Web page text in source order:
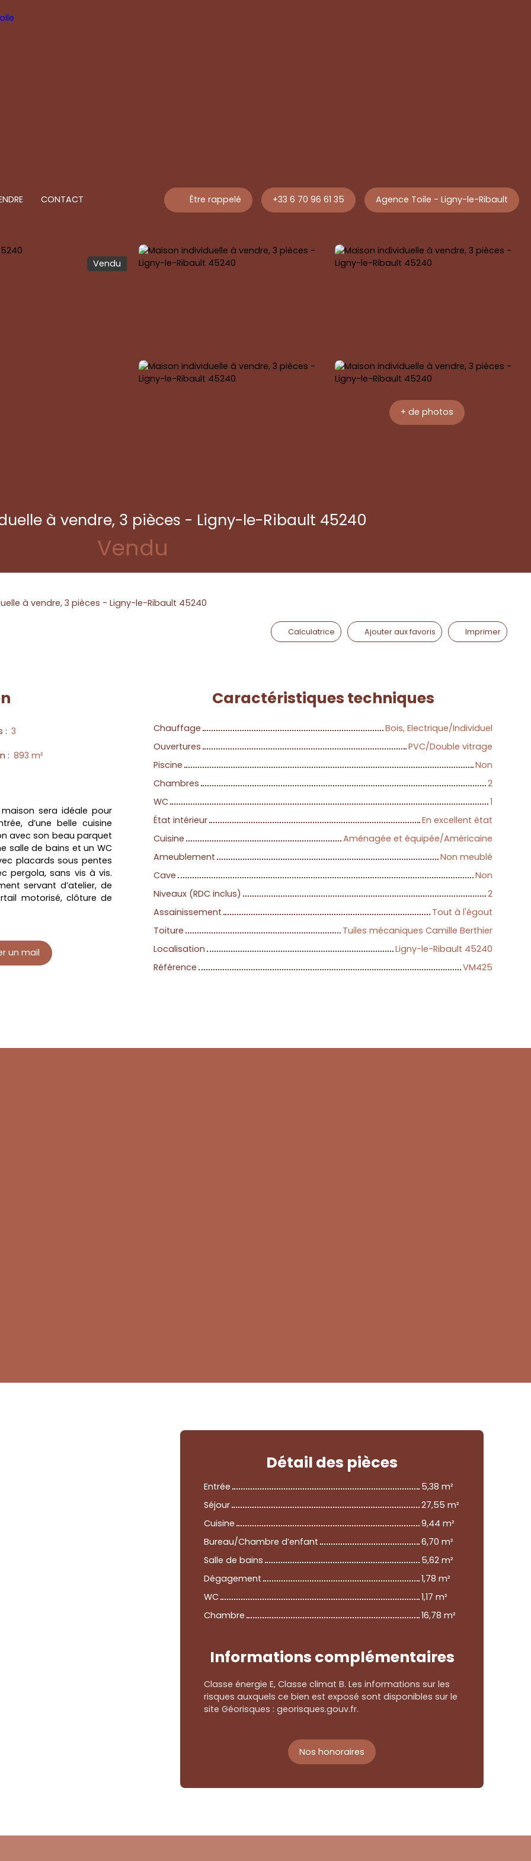
CONTACT Être rappelé +33 6 70 96 61 35 Agence Toile - Ligny-le-Ribault
Vendu
+ de photos
à vendre, 3 pièces - Ligny-le-Ribault 45240
Vendu
à vendre, 3 pièces - Ligny-le-Ribault 45240
Calculatrice Ajouter aux favoris Imprimer
: 3
: 893 m²
sera idéale pour
d’une belle cuisine
avec son beau parquet
salle de bains et un WC
placards sous pentes
pergola, sans vis à vis.
servant d’atelier, de
motorisé, clôture de
un mail
Caractéristiques techniques
Chauffage
Bois, Electrique/Individuel
Ouvertures
PVC/Double vitrage
Piscine
Non
Chambres
2
WC
1
État intérieur
En excellent état
Cuisine
Aménagée et équipée/Américaine
Ameublement
Non meublé
Cave
Non
Niveaux (RDC inclus)
2
Assainissement
Tout à l'égout
Toiture
Tuiles mécaniques Camille Berthier
Localisation
Ligny-le-Ribault 45240
Référence
VM425
Détail des pièces
Entrée
5,38 m²
Séjour
27,55 m²
Cuisine
9,44 m²
Bureau/Chambre d’enfant
6,70 m²
Salle de bains
5,62 m²
Dégagement
1,78 m²
WC
1,17 m²
Chambre
16,78 m²
Informations complémentaires
Classe énergie E, Classe climat B. Les informations sur les
risques auxquels ce bien est exposé sont disponibles sur le
site Géorisques : georisques.gouv.fr.
Nos honoraires